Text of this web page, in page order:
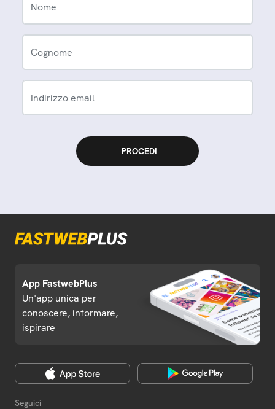
Nome
Cognome
Indirizzo email
App FastwebPlus
Un'app unica per
conoscere, informare,
ispirare
Seguici